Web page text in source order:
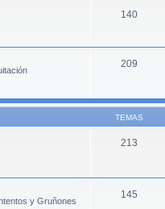
140
209
TEMAS
213
y Gruñones
145